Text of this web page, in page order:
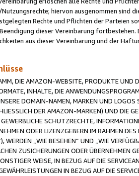
hiervon ausgenommen sind
Rechte und Pflichten der Parteien
dieser Vereinbarung
aus dieser Vereinbarung und der
DIE AMAZON-WEBSITE, PRODUKTE UND
INHALTE, DIE
DOMAIN-NAMEN, MARKEN UND
DER AMAZON-MARKEN) UND DIE
SCHUTZRECHTE,
ODER LIZENZGEBERN IM RAHMEN
WERDEN „WIE BESEHEN“ UND „WIE
ZUSICHERUNGEN ODER ÜBERNEHMEN
WEISE, IN BEZUG AUF DIE
IN BEZUG AUF DIE